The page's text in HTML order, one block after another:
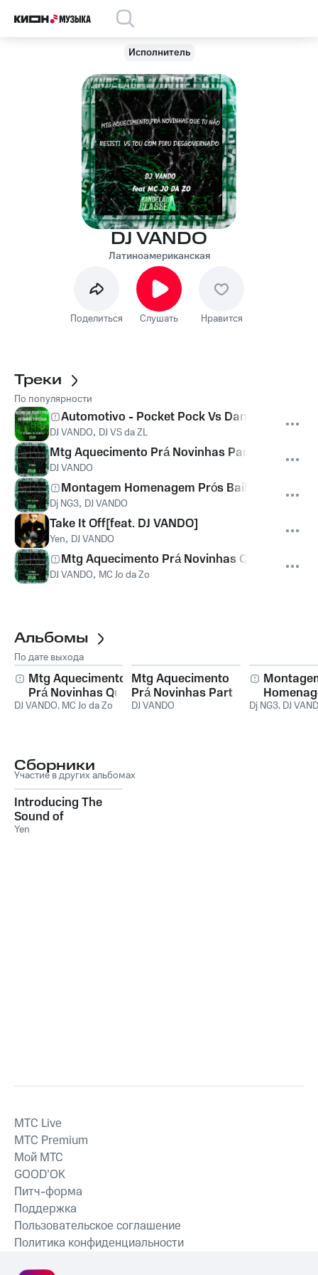
Исполнитель
DJ VANDO
Латиноамериканская
Поделиться Слушать Нравится
Треки
По популярности
Automotivo - Pocket Pock Vs Dando Xerecada
DJ VANDO, DJ VS da ZL
Mtg Aquecimento Prá Novinhas Part 2 Que Tu
DJ VANDO
Montagem Homenagem Prós Bailes de Sp
Dj NG3, DJ VANDO
Take It Off[feat. DJ VANDO]
Yen, DJ VANDO
Mtg Aquecimento Prá Novinhas Que Tu Não
DJ VANDO, MC Jo da Zo
Альбомы
По дате выхода
Mtg Aquecimento
Prá Novinhas Que
Tu Não Resisti Vs
DJ VANDO, MC Jo da Zo
Mtg Aquecimento
Prá Novinhas Part
2 Que Tu Não
DJ VANDO
Bailes de
Dj NG3, DJ
Сборники
Участие в других альбомах
Introducing The
Sound of
AsiansoulRnB
Yen
MTС Live
MTС Premium
Мой МТС
GOOD’OK
Питч-форма
Поддержка
Пользовательское соглашение
Политика конфиденциальности